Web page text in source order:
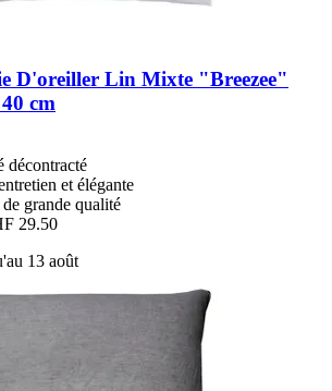
D'oreiller Lin Mixte "Breezee"
cm
décontracté
et élégante
grande qualité
29.50
13 août